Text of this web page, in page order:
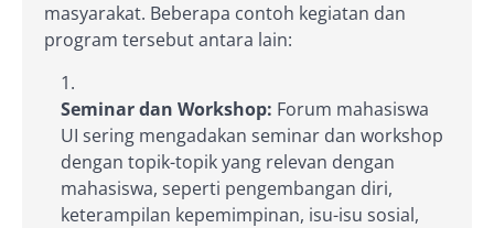
masyarakat. Beberapa contoh kegiatan dan
program tersebut antara lain:
Seminar dan Workshop: Forum mahasiswa
UI sering mengadakan seminar dan workshop
dengan topik-topik yang relevan dengan
mahasiswa, seperti pengembangan diri,
keterampilan kepemimpinan, isu-isu sosial,